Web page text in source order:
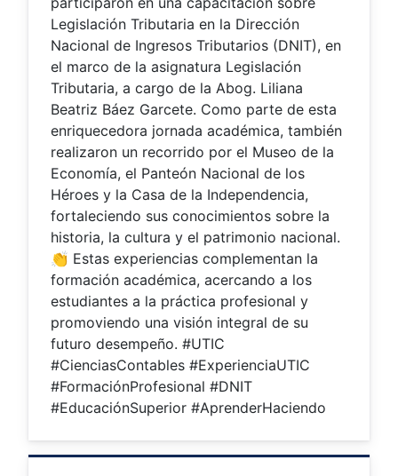
Legislación Tributaria en la Dirección
Nacional de Ingresos Tributarios (DNIT), en
el marco de la asignatura Legislación
Tributaria, a cargo de la Abog. Liliana
Beatriz Báez Garcete. Como parte de esta
enriquecedora jornada académica, también
realizaron un recorrido por el Museo de la
Economía, el Panteón Nacional de los
Héroes y la Casa de la Independencia,
fortaleciendo sus conocimientos sobre la
historia, la cultura y el patrimonio nacional.
👏 Estas experiencias complementan la
formación académica, acercando a los
estudiantes a la práctica profesional y
promoviendo una visión integral de su
futuro desempeño. #UTIC
#CienciasContables #ExperienciaUTIC
#FormaciónProfesional #DNIT
#EducaciónSuperior #AprenderHaciendo